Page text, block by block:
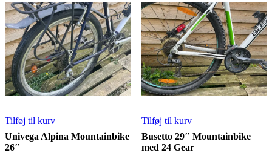
Tilføj til kurv
Univega Alpina Mountainbike
26″
Tilføj til kurv
Busetto 29″ Mountainbike
med 24 Gear